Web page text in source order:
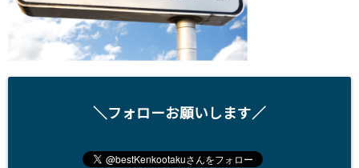
＼フォローお願いします／